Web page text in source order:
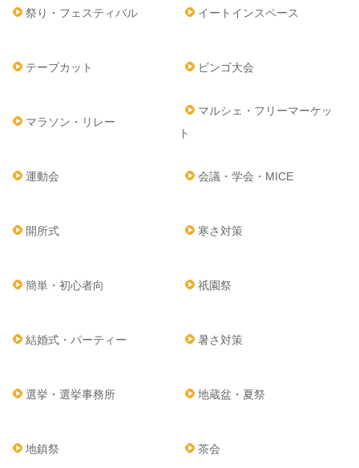
祭り・フェスティバル イートインスペース
テープカット ビンゴ大会
マラソン・リレー
マルシェ・フリーマーケッ
ト
運動会 会議・学会・MICE
開所式 寒さ対策
簡単・初心者向 祇園祭
結婚式・パーティー 暑さ対策
選挙・選挙事務所 地蔵盆・夏祭
地鎮祭 茶会